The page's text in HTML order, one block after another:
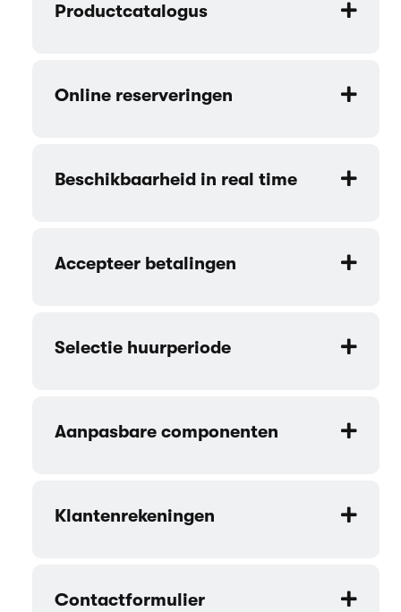
Productcatalogus
Online reserveringen
Beschikbaarheid in real time
Accepteer betalingen
Selectie huurperiode
Aanpasbare componenten
Klantenrekeningen
Contactformulier